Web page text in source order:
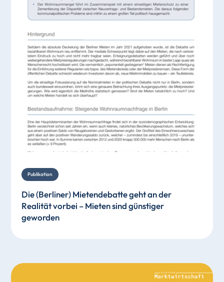
Publikation
Die (Berliner) Mietendebatte geht an der
Realität vorbei – Mieten sind günstiger
geworden